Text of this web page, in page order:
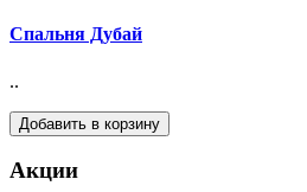
Спальня Дубай
..
Добавить в корзину
Акции